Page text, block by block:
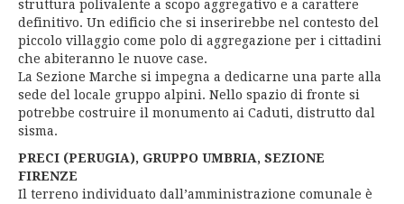
struttura polivalente a scopo aggregativo e a carattere
definitivo. Un edificio che si inserirebbe nel contesto del
piccolo villaggio come polo di aggregazione per i cittadini
che abiteranno le nuove case.
La Sezione Marche si impegna a dedicarne una parte alla
sede del locale gruppo alpini. Nello spazio di fronte si
potrebbe costruire il monumento ai Caduti, distrutto dal
sisma.
PRECI (PERUGIA), GRUPPO UMBRIA, SEZIONE
FIRENZE
Il terreno individuato dall’amministrazione comunale è